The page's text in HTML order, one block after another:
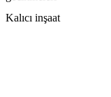
Kalıcı inşaat